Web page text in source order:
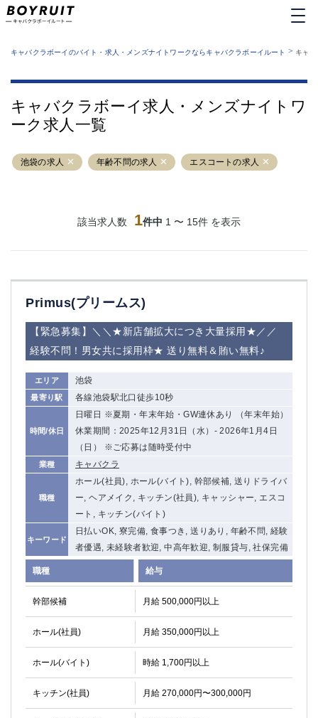
業種から探す
運営者情報
サイトマップ
キャバクラボーイのバイト・求人・メンズナイトワークならキャバクラボーイルート > キャ
キャバクラボーイ求人・メンズナイトワ
ーク求人一覧
池袋の求人 年齢不問の求人 エスコートの求人
該当求人数 1件中 1 〜 15件 を表示
Primus(プリームス)
【緊急募集】＼＼★新店舗拡大につき大量採用★／／
経験不問！男女共に採用枠★ 送り無料＆賄い無料♪
エリア 池袋
最寄り駅 各線池袋駅北口徒歩10秒
時間/休日
日曜日 ※夏期・年末年始・GW連休あり （年末年始）
休業期間：2025年12月31日（水）‐ 2026年1月4日
（日） ※ご応募は随時受付中
業種 キャバクラ
職種
ホール(社員), ホール(バイト), 幹部候補, 送りドライバ
ー, ヘアメイク, キッチン(社員), キャッシャー, エスコ
ート, キッチン(バイト)
キーワード
日払いOK, 寮完備, 食事つき, 送りあり, 年齢不問, 経験
者優遇, 未経験者歓迎, 中高年歓迎, 制服貸与, 社保完備
職種 給与
幹部候補 月給 500,000円以上
ホール(社員) 月給 350,000円以上
ホール(バイト) 時給 1,700円以上
キッチン(社員) 月給 270,000円〜300,000円
六本木
池袋
新橋
渋谷
大和
立川
①六本木 ②西麻布
赤坂
高円寺
蒲田東口
多摩センター
立川（南口）
浜松町
西葛西
葛西
府中
中目黒
ひばりヶ丘（北口）
学芸大学
吉祥寺（南口／公園口）
自由が丘
吉祥寺（北口／東口）
四谷
錦糸町南口
下北沢・経堂
金町（北口）
成増駅徒歩3分の好立地！①JR埼京線「赤羽駅」から徒歩2分 ②東
三軒茶屋（南口）
①歌舞伎町 ②新宿 ③新宿三丁目 ④西
①歌舞伎町 ②新宿 ③西部新宿 ③東新宿
①歌舞伎町 ②新宿
①銀座 ②新橋
錦糸町(南口)
蒲田(西口)
清瀬（南口）
大泉学園
下赤塚
竹ノ塚
三鷹
亀戸
水道橋